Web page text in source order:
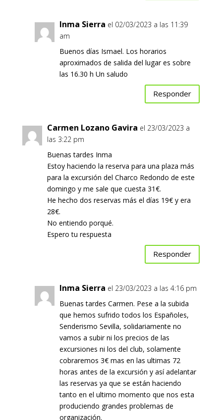
Inma Sierra el 02/03/2023 a las 11:39
am
Buenos días Ismael. Los horarios
aproximados de salida del lugar es sobre
las 16.30 h Un saludo
Responder
Carmen Lozano Gavira el 23/03/2023 a
las 3:22 pm
Buenas tardes Inma
Estoy haciendo la reserva para una plaza más
para la excursión del Charco Redondo de este
domingo y me sale que cuesta 31€.
He hecho dos reservas más el días 19€ y era
28€.
No entiendo porqué.
Espero tu respuesta
Responder
Inma Sierra el 23/03/2023 a las 4:16 pm
Buenas tardes Carmen. Pese a la subida
que hemos sufrido todos los Españoles,
Senderismo Sevilla, solidariamente no
vamos a subir ni los precios de las
excursiones ni los del club, solamente
cobraremos 3€ mas en las ultimas 72
horas antes de la excursión y así adelantar
las reservas ya que se están haciendo
tanto en el ultimo momento que nos esta
produciendo grandes problemas de
organización.